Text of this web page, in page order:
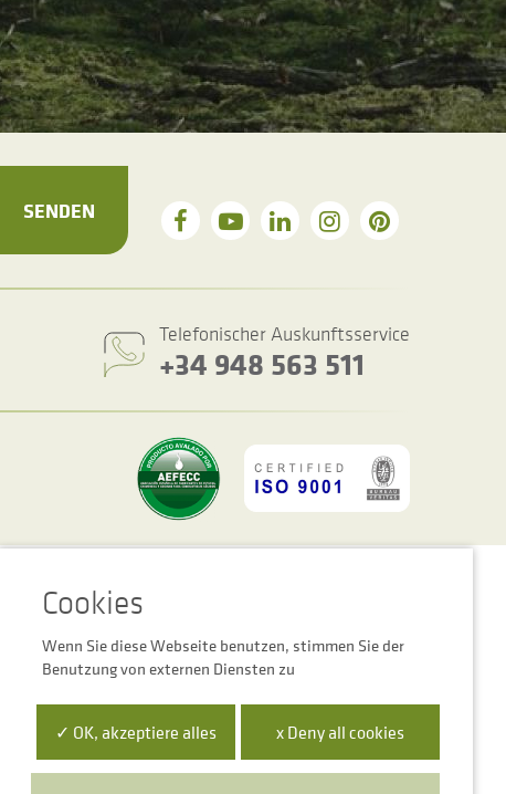
SENDEN
Telefonischer Auskunftsservice
+34 948 563 511
Empresa Digital de Navarra”
para mejora de la competitividad
Wenn Sie diese Webseite benutzen, stimmen Sie der
Benutzung von externen Diensten zu
✓ OK, akzeptiere alles x Deny all cookies